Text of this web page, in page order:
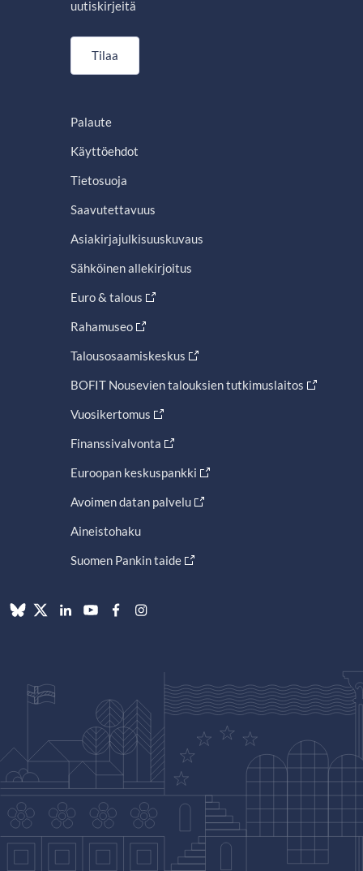
uutiskirjeitä
Tilaa
Palaute
Käyttöehdot
Tietosuoja
Saavutettavuus
Asiakirjajulkisuuskuvaus
Sähköinen allekirjoitus
Euro & talous
Rahamuseo
Talousosaamiskeskus
BOFIT Nousevien talouksien tutkimuslaitos
Vuosikertomus
Finanssivalvonta
Euroopan keskuspankki
Avoimen datan palvelu
Aineistohaku
Suomen Pankin taide